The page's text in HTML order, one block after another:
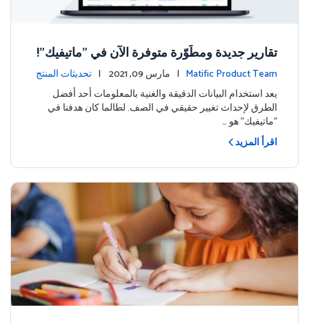
تقارير جديدة ومطَوّرة متوفرة الآن في "ماتيفيك"!
Matific Product Team | مارس 09, 2021 |
تحديثات المنتج
يعد استخدام البيانات الدقيقة والغنية بالمعلومات أحد أفضل
الطرق لإحداث تغيير حقيقي في الصف. لطالما كان هدفنا في
"ماتيفيك" هو …
اقرأ المزيد